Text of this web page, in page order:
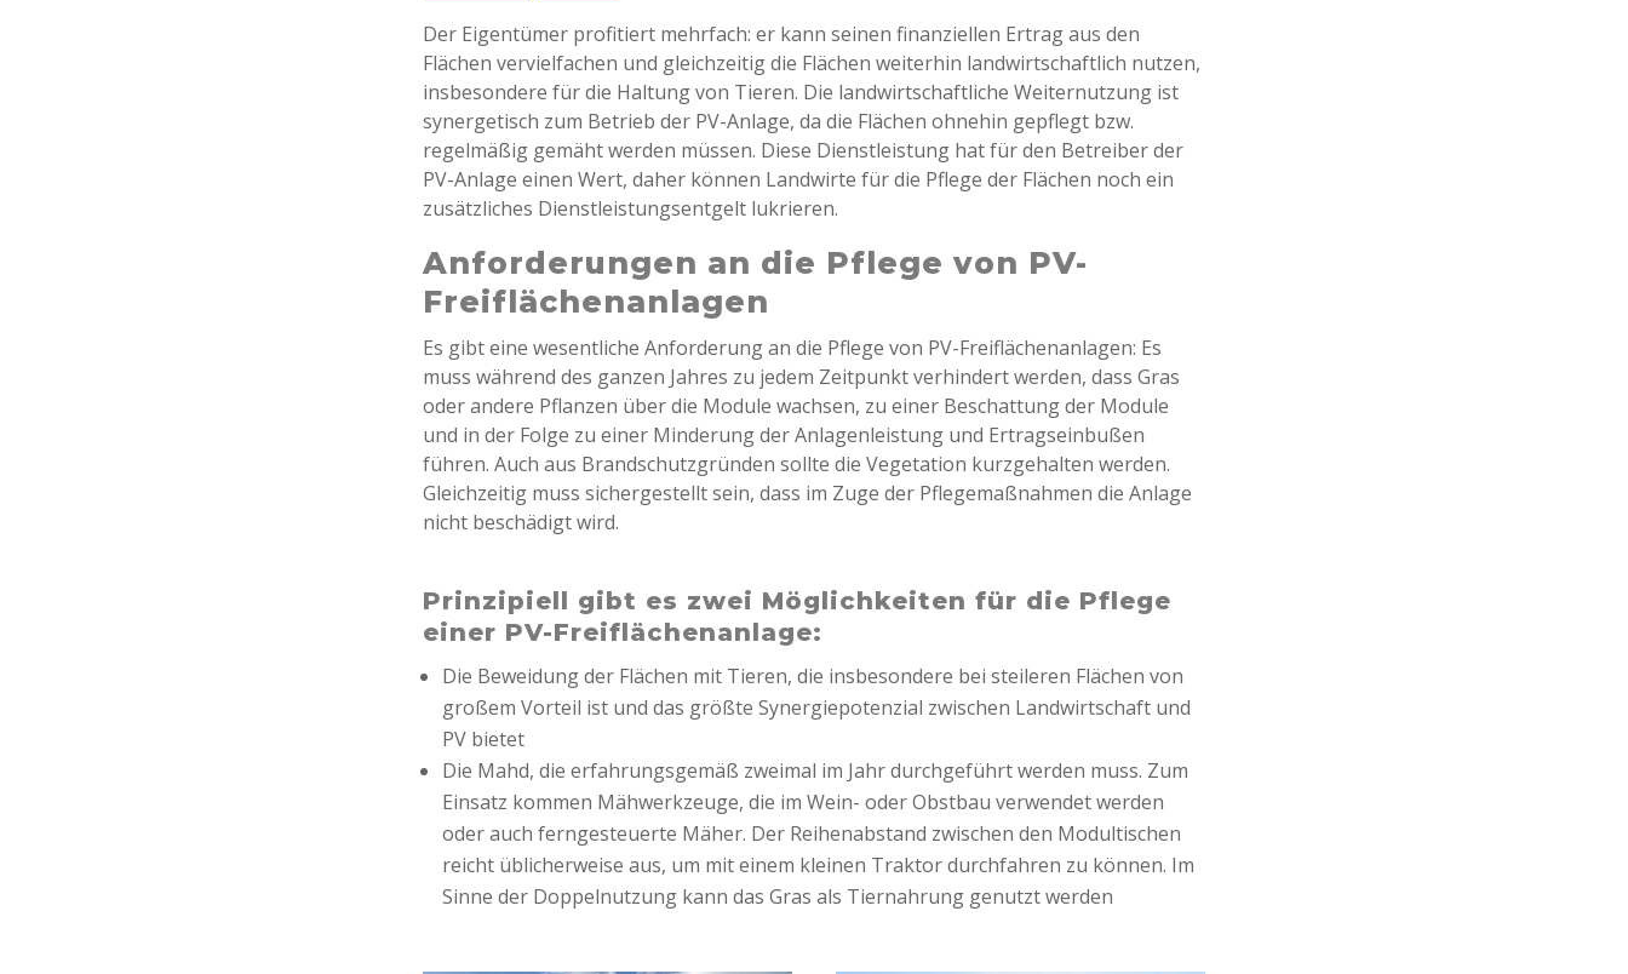
Der Eigentümer profitiert mehrfach: er kann seinen finanziellen Ertrag aus den
Flächen vervielfachen und gleichzeitig die Flächen weiterhin landwirtschaftlich nutzen,
insbesondere für die Haltung von Tieren. Die landwirtschaftliche Weiternutzung ist
synergetisch zum Betrieb der PV-Anlage, da die Flächen ohnehin gepflegt bzw.
regelmäßig gemäht werden müssen. Diese Dienstleistung hat für den Betreiber der
PV-Anlage einen Wert, daher können Landwirte für die Pflege der Flächen noch ein
zusätzliches Dienstleistungsentgelt lukrieren.
Anforderungen an die Pflege von PV-
Freiflächenanlagen
Es gibt eine wesentliche Anforderung an die Pflege von PV-Freiflächenanlagen: Es
muss während des ganzen Jahres zu jedem Zeitpunkt verhindert werden, dass Gras
oder andere Pflanzen über die Module wachsen, zu einer Beschattung der Module
und in der Folge zu einer Minderung der Anlagenleistung und Ertragseinbußen
führen. Auch aus Brandschutzgründen sollte die Vegetation kurzgehalten werden.
Gleichzeitig muss sichergestellt sein, dass im Zuge der Pflegemaßnahmen die Anlage
nicht beschädigt wird.
Prinzipiell gibt es zwei Möglichkeiten für die Pflege
einer PV-Freiflächenanlage:
Die Beweidung der Flächen mit Tieren, die insbesondere bei steileren Flächen von
großem Vorteil ist und das größte Synergiepotenzial zwischen Landwirtschaft und
PV bietet
Die Mahd, die erfahrungsgemäß zweimal im Jahr durchgeführt werden muss. Zum
Einsatz kommen Mähwerkzeuge, die im Wein- oder Obstbau verwendet werden
oder auch ferngesteuerte Mäher. Der Reihenabstand zwischen den Modultischen
reicht üblicherweise aus, um mit einem kleinen Traktor durchfahren zu können. Im
Sinne der Doppelnutzung kann das Gras als Tiernahrung genutzt werden